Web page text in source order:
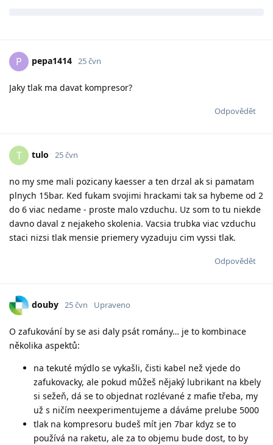
P pepa1414 25 čvn
Jaky tlak ma davat kompresor?
Odpovědět
T tulo 25 čvn
no my sme mali pozicany kaesser a ten drzal ak si pamatam
plnych 15bar. Ked fukam svojimi hrackami tak sa hybeme od 2
do 6 viac nedame - proste malo vzduchu. Uz som to tu niekde
davno daval z nejakeho skolenia. Vacsia trubka viac vzduchu
staci nizsi tlak mensie priemery vyzaduju cim vyssi tlak.
Odpovědět
douby 25 čvn Upraveno
O zafukování by se asi daly psát romány… je to kombinace
několika aspektů:
na tekuté mýdlo se vykašli, čisti kabel než vjede do
zafukovacky, ale pokud můžeš nějaký lubrikant na kbely
si sežeň, dá se to objednat rozlévané z mafie třeba, my
už s ničím neexperimentujeme a dáváme prelube 5000
tlak na kompresoru budeš mít jen 7bar kdyz se to
používá na raketu, ale za to objemu bude dost, to by